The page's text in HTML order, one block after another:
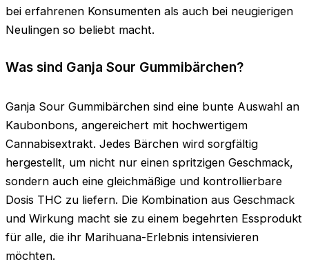
bei erfahrenen Konsumenten als auch bei neugierigen
Neulingen so beliebt macht.
Was sind Ganja Sour Gummibärchen?
Ganja Sour Gummibärchen sind eine bunte Auswahl an
Kaubonbons, angereichert mit hochwertigem
Cannabisextrakt. Jedes Bärchen wird sorgfältig
hergestellt, um nicht nur einen spritzigen Geschmack,
sondern auch eine gleichmäßige und kontrollierbare
Dosis THC zu liefern. Die Kombination aus Geschmack
und Wirkung macht sie zu einem begehrten Essprodukt
für alle, die ihr Marihuana-Erlebnis intensivieren
möchten.